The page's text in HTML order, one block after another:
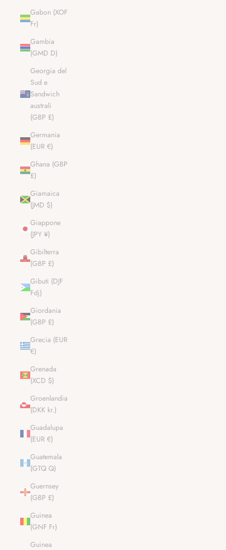
Gabon (XOF
Fr)
Gambia
(GMD D)
Georgia del
Sud e
Sandwich
australi
(GBP £)
Germania
(EUR €)
Ghana (GBP
£)
Giamaica
(JMD $)
Giappone
(JPY ¥)
Gibilterra
(GBP £)
Gibuti (DJF
Fdj)
Giordania
(GBP £)
Grecia (EUR
€)
Grenada
(XCD $)
Groenlandia
(DKK kr.)
Guadalupa
(EUR €)
Guatemala
(GTQ Q)
Guernsey
(GBP £)
Guinea
(GNF Fr)
Guinea